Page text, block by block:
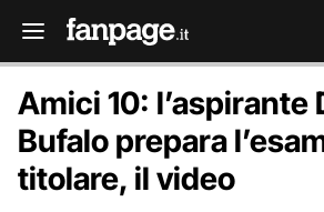
Amici 10: l’aspirante
Bufalo prepara
titolare, il video